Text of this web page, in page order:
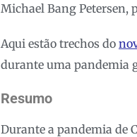
Michael Bang Petersen,
Aqui estão trechos do
durante uma pandemia
Resumo
Durante a pandemia de